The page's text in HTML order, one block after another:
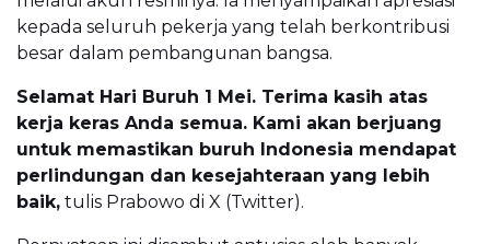
kepada seluruh pekerja yang telah berkontribusi
besar dalam pembangunan bangsa.
Selamat Hari Buruh 1 Mei. Terima kasih atas
kerja keras Anda semua. Kami akan berjuang
untuk memastikan buruh Indonesia mendapat
perlindungan dan kesejahteraan yang lebih
baik, tulis Prabowo di X (Twitter).